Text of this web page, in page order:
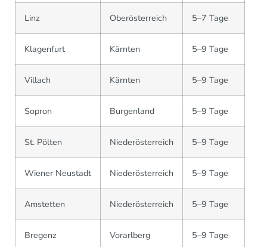
Linz Oberösterreich 5–7 Tage
Klagenfurt Kärnten 5–9 Tage
Villach Kärnten 5–9 Tage
Sopron Burgenland 5–9 Tage
St. Pölten Niederösterreich 5–9 Tage
Wiener Neustadt Niederösterreich 5–9 Tage
Amstetten Niederösterreich 5–9 Tage
Bregenz Vorarlberg 5–9 Tage